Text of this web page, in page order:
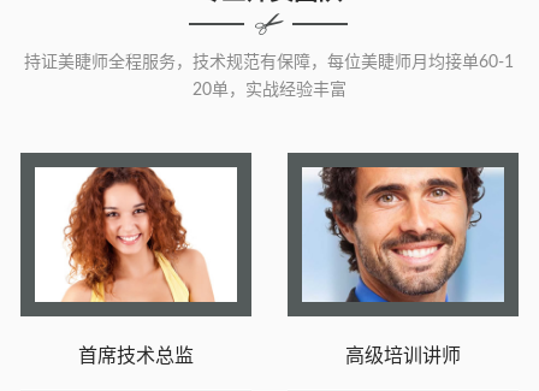
持证美睫师全程服务，技术规范有保障，每位美睫师月均接单60-1
20单，实战经验丰富
首席技术总监 高级培训讲师